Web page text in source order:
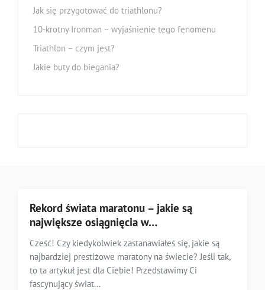
Jak się przygotować do triathlonu?
10-krotny Ironman – wyjaśnienie tego fenomenu
Triathlon – czym jest?
Jakie buty do biegania?
Rekord świata maratonu – jakie są
największe osiągnięcia w…
Cześć! Czy kiedykolwiek zastanawiałeś się, jakie są
najbardziej prestiżowe maratony na świecie? Jeśli tak,
to ta artykuł jest dla Ciebie! Przedstawimy Ci
fascynujący świat...